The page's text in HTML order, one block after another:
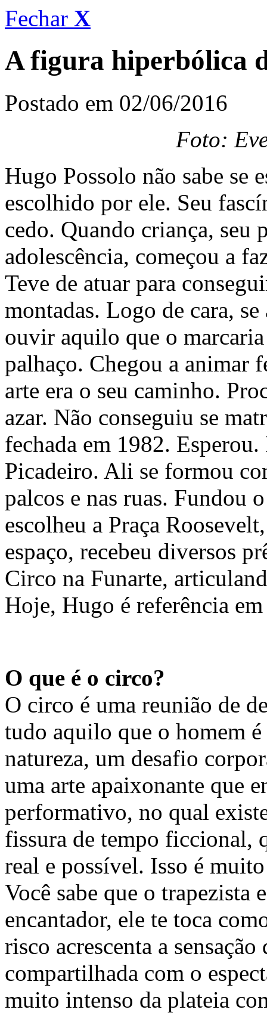
Fechar X
A figura hiperbólica
Postado em 02/06/2016
Foto:
Hugo Possolo não sabe se
escolhido por ele. Seu
cedo. Quando criança, seu
adolescência, começou a
Teve de atuar para
montadas. Logo de cara,
ouvir aquilo que o
palhaço. Chegou a animar
arte era o seu caminho.
azar. Não conseguiu se
fechada em 1982.
Picadeiro. Ali se formou
palcos e nas ruas. Fundou
escolheu a Praça
espaço, recebeu diversos
Circo na Funarte,
Hoje, Hugo é referência
O que é o circo?
O circo é uma reunião de
tudo aquilo que o homem
natureza, um desafio
uma arte apaixonante que
performativo, no qual
fissura de tempo ficcional,
real e possível. Isso é
Você sabe que o trapezista
encantador, ele te toca
risco acrescenta a
compartilhada com o
muito intenso da plateia